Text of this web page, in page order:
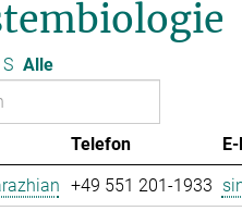
S Alle
Telefon
+49 551 201-1933